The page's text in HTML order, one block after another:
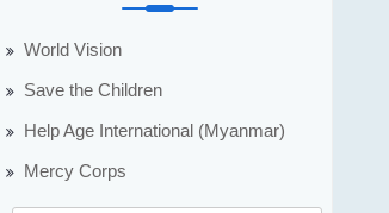
World Vision
Save the Children
Help Age International (Myanmar)
Mercy Corps